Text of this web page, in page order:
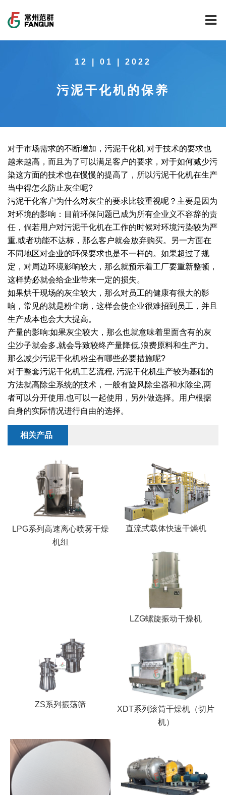
公司荣誉
范群文化
公司大事记
载体催化剂全自动生产线系列
回转圆筒干燥焙烧系列
气流干燥系列
喷雾干燥机系列
带式干燥焙烧系列
真空干燥系列
圆盘干燥机系列
桨叶式干燥系列
载体干燥系列
滚筒干燥系列
沸腾干燥系列
烘箱干燥系列
管束干燥系列
新能源新材料行业
制药行业
食品行业
环保行业
化工行业
技术中心
工程实验室
工程技术中心
质量监督技术中心
新闻中心
范群新闻
行业新闻
技术专栏
服务中心
常见问题
社会责任
全球契约组织成员
公共责任
节能环保
公益支持
社会责任报告
社会责任
绿色发展
绿色工厂
绿色供应链
人才招聘
联系我们
联系我们
12 | 01 | 2022
污泥干化机的保养
对于市场需求的不断增加，污泥干化机 对于技术的要求也
越来越高，而且为了可以满足客户的要求，对于如何减少污
染这方面的技术也在慢慢的提高了，所以污泥干化机在生产
当中得怎么防止灰尘呢?
污泥干化客户为什么对灰尘的要求比较重视呢？主要是因为
对环境的影响：目前环保问题已成为所有企业义不容辞的责
任，倘若用户对污泥干化机在工作的时候对环境污染较为严
重,或者功能不达标，那么客户就会放弃购买。另一方面在
不同地区对企业的环保要求也是不一样的。如果超过了规
定，对周边环境影响较大，那么就预示着工厂要重新整顿，
这样势必就会给企业带来一定的损失。
如果烘干现场的灰尘较大，那么对员工的健康有很大的影
响，常见的就是粉尘病，这样会使企业很难招到员工，并且
生产成本也会大大提高。
产量的影响:如果灰尘较大，那么也就意味着里面含有的灰
尘沙子就会多,就会导致较终产量降低,浪费原料和生产力。
那么减少污泥干化机粉尘有哪些必要措施呢?
对于整套污泥干化机工艺流程, 污泥干化机生产较为基础的
方法就高除尘系统的技术，一般有旋风除尘器和水除尘,两
者可以分开使用.也可以一起使用，另外做选择。用户根据
自身的实际情况进行自由的选择。
相关产品
LPG系列高速离心喷雾干燥
机组
直流式载体快速干燥机
LZG螺旋振动干燥机
ZS系列振荡筛
XDT系列滚筒干燥机（切片
机）